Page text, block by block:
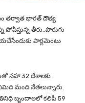
తర్వాత భారత్ దౌత్య
తీరు..పొరుగు
పార్లమెంటు
సహా 32 దేశాలకు
మంది నేతలున్నారు.
బృందాలలో కలిపి 59